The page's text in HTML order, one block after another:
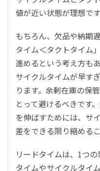
値が近い状態が理想です
もちろん、欠品や納期
タイム＜タクトタイム
進めるという考え方も
サイクルタイムが早す
ります。余剰在庫の保
とって避けるべきです
を伸ばすためには、サ
差をできる限り縮める
リードタイムは、1つ
タイムやサイクルタイ